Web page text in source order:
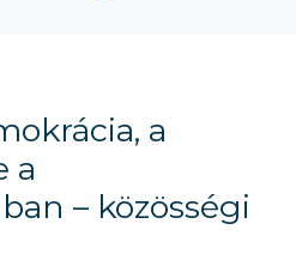
a
a
– közösségi